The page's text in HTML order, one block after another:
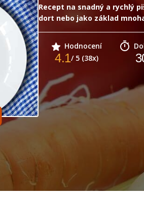
Recept na snadný a rychlý
dort nebo jako základ
Hodnocení
4.1/ 5 (38x)